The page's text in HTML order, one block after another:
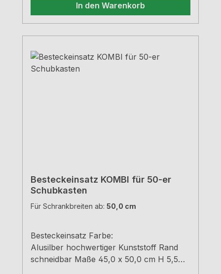
In den Warenkorb
Besteckeinsatz KOMBI für 50-er
Schubkasten
Für Schrankbreiten ab: 50,0 cm
Besteckeinsatz Farbe:
Alusilber hochwertiger Kunststoff Rand
schneidbar Maße 45,0 x 50,0 cm H 5,5